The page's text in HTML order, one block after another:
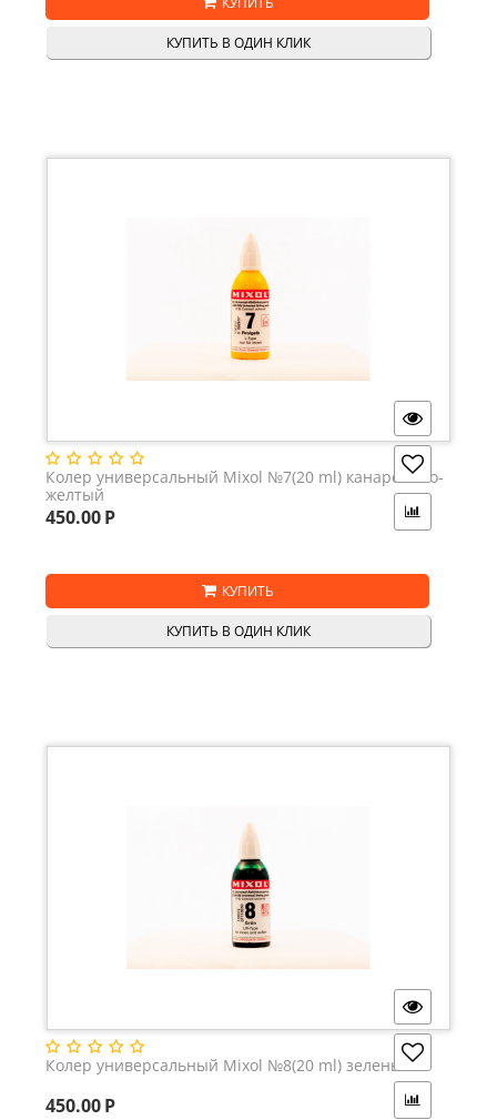
КУПИТЬ В ОДИН КЛИК
Колер универсальный Mixol №7(20 ml) канареечно-
желтый
450.00Р
КУПИТЬ
КУПИТЬ В ОДИН КЛИК
Колер универсальный Mixol №8(20 ml) зеленый
450.00Р